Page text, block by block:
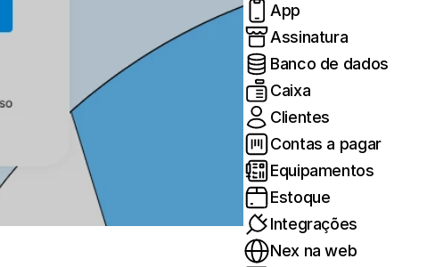
App
Assinatura
Banco de dados
Caixa
Clientes
Contas a pagar
Equipamentos
Estoque
Integrações
Nex na web